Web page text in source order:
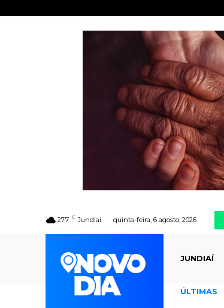
27.7 C Jundiaí quinta-feira, 6 agosto, 2026
JUNDIAÍ
ÚLTIMAS